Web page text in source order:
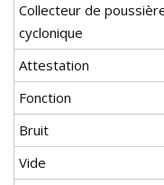
Collecteur de
cyclonique
Attestation
Fonction
Bruit
Vide